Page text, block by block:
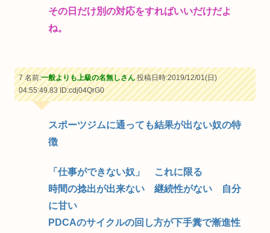
その日だけ別の対応をすればいいだけだよ
ね。
7 名前:一般よりも上級の名無しさん投稿日時:2019/12/01(日)
04:55:49.83ID:cdj04QrG0
スポーツジムに通っても結果が出ない奴の特
徴
「仕事ができない奴」 これに限る
時間の捻出が出来ない 継続性がない 自分
に甘い
PDCAのサイクルの回し方が下手糞で漸進性